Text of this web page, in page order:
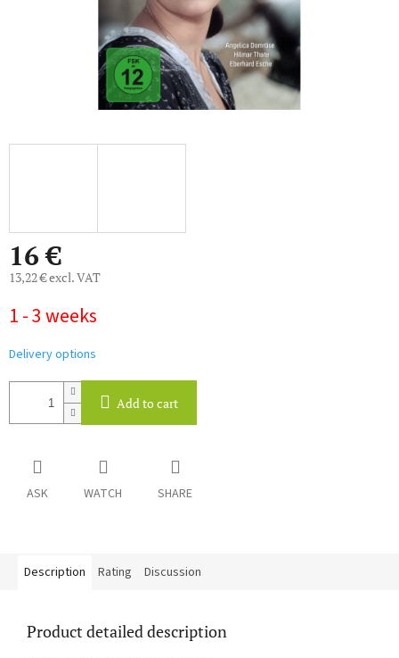
16 €
13,22 € excl. VAT
price:
1 - 3 weeks
Delivery options
Add to cart
ASK WATCH SHARE
Description Rating Discussion
Product detailed description